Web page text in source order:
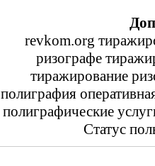
revkom.org
ризографе
тиражирование
полиграфия
полиграфические
Статус